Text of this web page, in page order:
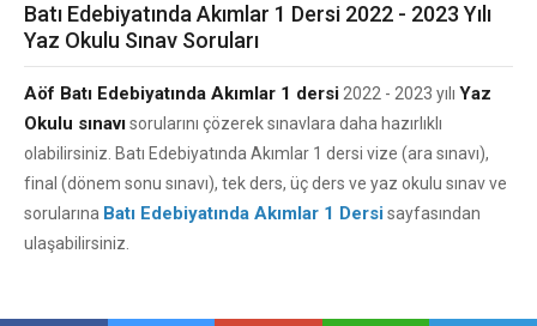
Batı Edebiyatında Akımlar 1 Dersi 2022 - 2023 Yılı
Yaz Okulu Sınav Soruları
Aöf Batı Edebiyatında Akımlar 1 dersi 2022 - 2023 yılı Yaz
Okulu sınavısorularını çözerek sınavlara daha hazırlıklı
olabilirsiniz. Batı Edebiyatında Akımlar 1 dersi vize (ara sınavı),
final (dönem sonu sınavı), tek ders, üç ders ve yaz okulu sınav ve
sorularına Batı Edebiyatında Akımlar 1 Dersisayfasından
ulaşabilirsiniz.